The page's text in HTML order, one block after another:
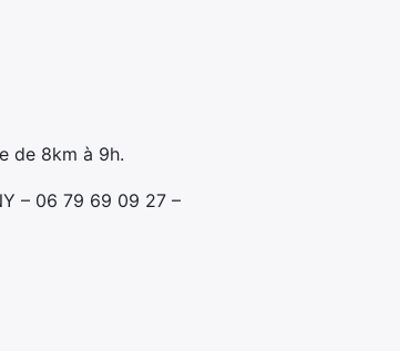
de 8km à 9h.
– 06 79 69 09 27 –